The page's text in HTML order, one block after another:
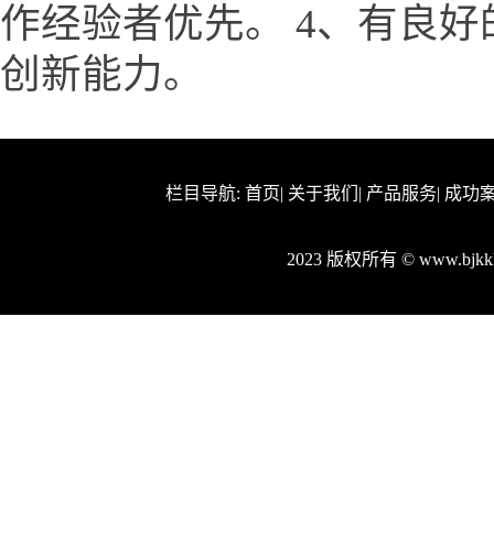
作经验者优先。 4、有良
创新能力。
栏目导航: 首页| 关于我们 | 产品服务| 成功
2023 版权所有 ©